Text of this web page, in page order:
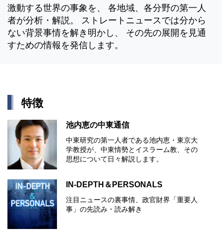
激動する世界の事象を、 各地域、各分野の第一人
者が分析・解説。 ストレートニュースでは分から
ない背景事情を解き明かし、 その先の展開を見通
すための情報を発信します。
特徴
池内恵の中東通信
中東研究の第⼀⼈者である池内恵・東京⼤
学教授が、中東情勢とイスラーム教、その
思想について⽇々解説します。
IN-DEPTH＆PERSONALS
注目ニュースの裏事情、政官財界「重要人
事」の先読み・読み解き